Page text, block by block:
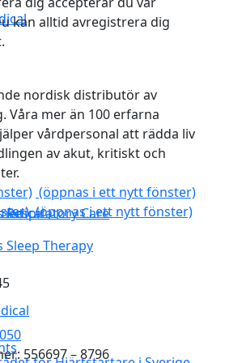
Respiratory Care
Sleep Therapy
kan alltid avregistrera dig
nordisk distributör av
Våra mer än 100 erfarna
vårdpersonal att rädda liv
av akut, kritiskt och
(öppnas i ett nytt fönster)
(öppnas i ett nytt fönster)
556697 – 8796